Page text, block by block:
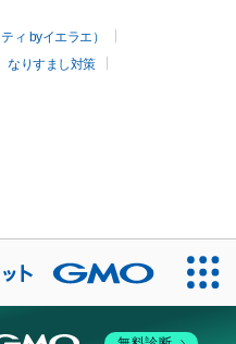
ィ byイエラエ）
なりすまし対策